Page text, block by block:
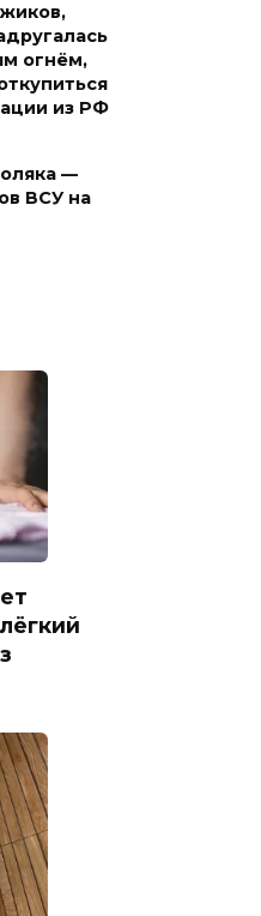
огнём,
из РФ
—
ВСУ на